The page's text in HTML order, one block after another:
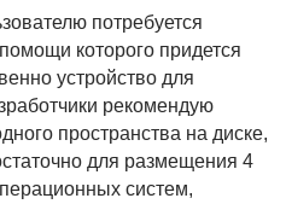
потребуется
которого придется
устройство для
рекомендую
пространства на диске,
для размещения 4
систем,